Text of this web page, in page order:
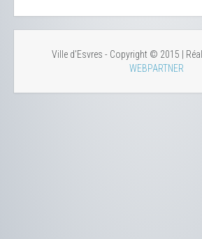
Ville d'Esvres - Copyright © 2015 |
WEBPARTNER